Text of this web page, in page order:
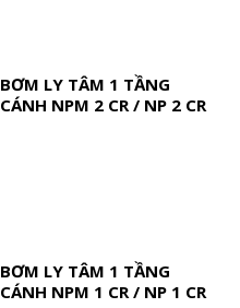
BƠM LY TÂM 1 TẦNG
CÁNH NPM 2 CR / NP 2 CR
BƠM LY TÂM 1 TẦNG
CÁNH NPM 1 CR / NP 1 CR